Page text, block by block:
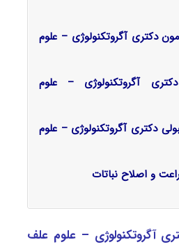
دکتری آگروتکنولوژی – علوم
آگروتکنولوژی – علوم
دکتری آگروتکنولوژی – علوم
و اصلاح نباتات
آگروتکنولوژی – علوم علف